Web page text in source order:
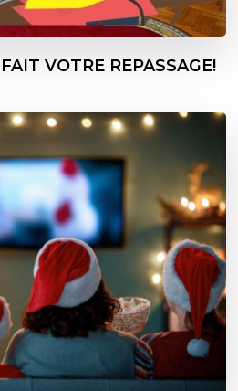
VOTRE REPASSAGE!